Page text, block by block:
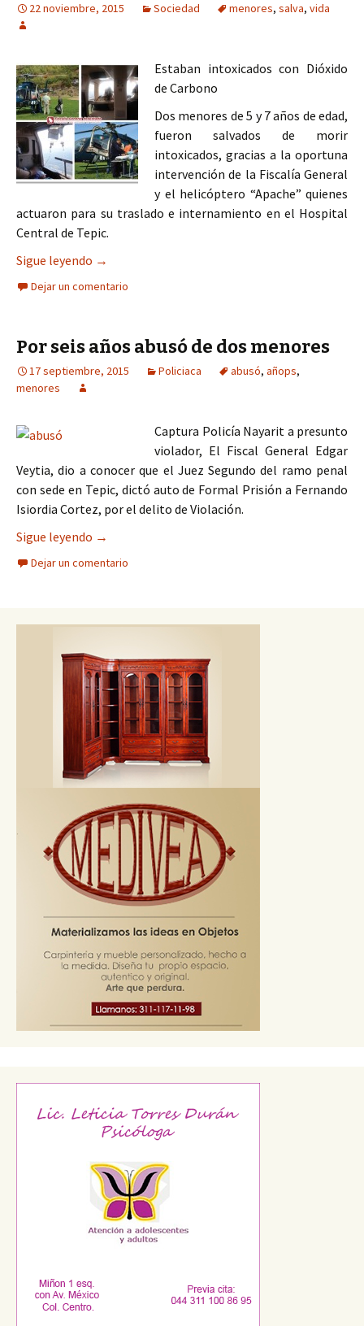
22 noviembre, 2015 Sociedad menores, salva, vida
Estaban intoxicados con Dióxido
de Carbono
Dos menores de 5 y 7 años de edad,
fueron salvados de morir
intoxicados, gracias a la oportuna
intervención de la Fiscalía General
y el helicóptero “Apache” quienes
actuaron para su traslado e internamiento en el Hospital
Central de Tepic.
Sigue leyendo Helicóptero “Apache” salva vida de menores de
→
Dejar un comentario
Por seis años abusó de dos menores
17 septiembre, 2015 Policiaca abusó, añops,
menores
Captura Policía Nayarit a presunto
violador, El Fiscal General Edgar
Veytia, dio a conocer que el Juez Segundo del ramo penal
con sede en Tepic, dictó auto de Formal Prisión a Fernando
Isiordia Cortez, por el delito de Violación.
Sigue leyendo Por seis años abusó de dos menores
→
Dejar un comentario